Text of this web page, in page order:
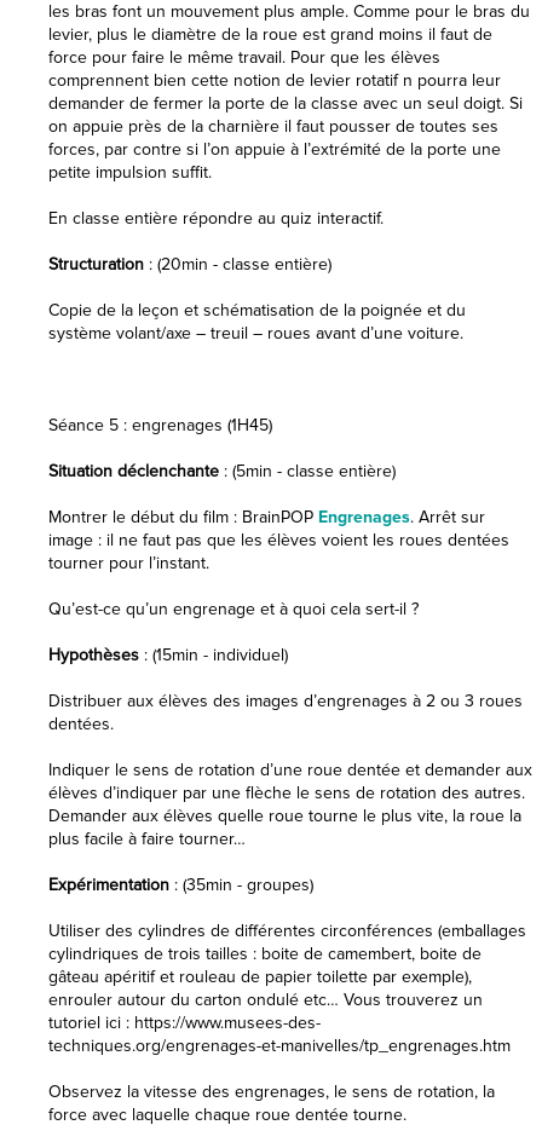
les bras font un mouvement plus ample. Comme pour le bras du
levier, plus le diamètre de la roue est grand moins il faut de
force pour faire le même travail. Pour que les élèves
comprennent bien cette notion de levier rotatif n pourra leur
demander de fermer la porte de la classe avec un seul doigt. Si
on appuie près de la charnière il faut pousser de toutes ses
forces, par contre si l’on appuie à l’extrémité de la porte une
petite impulsion suffit.
En classe entière répondre au quiz interactif.
Structuration : (20min - classe entière)
Copie de la leçon et schématisation de la poignée et du
système volant/axe – treuil – roues avant d’une voiture.
Séance 5 : engrenages (1H45)
Situation déclenchante : (5min - classe entière)
Montrer le début du film : BrainPOP Engrenages. Arrêt sur
image : il ne faut pas que les élèves voient les roues dentées
tourner pour l’instant.
Qu’est-ce qu’un engrenage et à quoi cela sert-il ?
Hypothèses : (15min - individuel)
Distribuer aux élèves des images d’engrenages à 2 ou 3 roues
dentées.
Indiquer le sens de rotation d’une roue dentée et demander aux
élèves d’indiquer par une flèche le sens de rotation des autres.
Demander aux élèves quelle roue tourne le plus vite, la roue la
plus facile à faire tourner…
Expérimentation : (35min - groupes)
Utiliser des cylindres de différentes circonférences (emballages
cylindriques de trois tailles : boite de camembert, boite de
gâteau apéritif et rouleau de papier toilette par exemple),
enrouler autour du carton ondulé etc… Vous trouverez un
tutoriel ici : https://www.musees-des-
techniques.org/engrenages-et-manivelles/tp_engrenages.htm
Observez la vitesse des engrenages, le sens de rotation, la
force avec laquelle chaque roue dentée tourne.